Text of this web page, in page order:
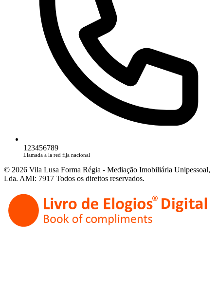
123456789
Llamada a la red fija nacional
© 2026 Vila Lusa Forma Régia - Mediação Imobiliária Unipessoal,
Lda. AMI: 7917 Todos os direitos reservados.